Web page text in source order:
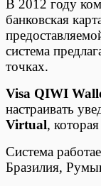
В 2012 году
банковская
система
точках.
Visa QIWI
настраивать
Virtual,
Система
Бразилия,